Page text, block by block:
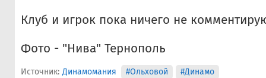
Клуб и игрок пока ничего не
Фото - "Нива" Тернополь
Источник: Динамомания #Ольховой #Динамо